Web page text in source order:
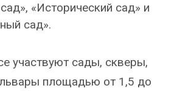
«Исторический сад» и
сад».
участвуют сады, скверы,
площадью от 1,5 до